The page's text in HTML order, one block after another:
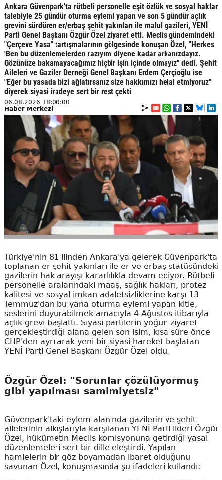
Ankara Güvenpark'ta rütbeli personelle eşit özlük ve sosyal haklar
talebiyle 25 gündür oturma eylemi yapan ve son 5 gündür açlık
grevini sürdüren er/erbaş şehit yakınları ile malul gazileri, YENİ
Parti Genel Başkanı Özgür Özel ziyaret etti. Meclis gündemindeki
"Çerçeve Yasa" tartışmalarının gölgesinde konuşan Özel, "Herkes
'Ben bu düzenlemelerden razıyım' diyene kadar arkanızdayız.
Gözünüze bakamayacağımız hiçbir işin içinde olmayız" dedi. Şehit
Aileleri ve Gaziler Derneği Genel Başkanı Erdem Çerçioğlu ise
"Eğer bu yasada bizi ağlatırsanız size hakkımızı helal etmiyoruz"
diyerek siyasi iradeye sert bir rest çekti
06.08.2026 18:00:00
Haber Merkezi
Türkiye'nin 81 ilinden Ankara'ya gelerek Güvenpark'ta
toplanan er şehit yakınları ile er ve erbaş statüsündeki
gazilerin hak arayışı kararlılıkla devam ediyor. Rütbeli
personelle aralarındaki maaş, sağlık hakları, protez
kalitesi ve sosyal imkan adaletsizliklerine karşı 13
Temmuz'dan bu yana oturma eylemi yapan kitle,
seslerini duyurabilmek amacıyla 4 Ağustos itibarıyla
açlık grevi başlattı. Siyasi partilerin yoğun ziyaret
gerçekleştirdiği alana gelen son isim, kısa süre önce
CHP'den ayrılarak yeni bir siyasi hareket başlatan
YENİ Parti Genel Başkanı Özgür Özel oldu.
Özgür Özel: "Sorunlar çözülüyormuş
gibi yapılması samimiyetsiz"
Güvenpark'taki eylem alanında gazilerin ve şehit
ailelerinin alkışlarıyla karşılanan YENİ Parti lideri Özgür
Özel, hükümetin Meclis komisyonuna getirdiği yasal
düzenlemeleri sert bir dille eleştirdi. Yapılan
hamlelerin bir göz boyamadan ibaret olduğunu
savunan Özel, konuşmasında şu ifadeleri kullandı: